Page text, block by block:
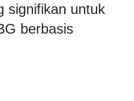
signifikan untuk
berbasis